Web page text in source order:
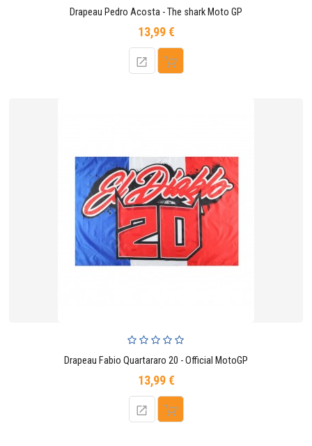
Drapeau Pedro Acosta - The shark Moto GP
13,99 €Prix
Drapeau Fabio Quartararo 20 - Official MotoGP
13,99 €Prix